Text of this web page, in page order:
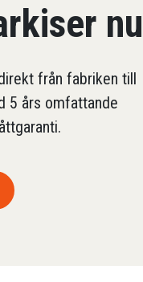
från fabriken till
5 års omfattande